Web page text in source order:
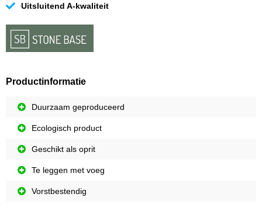
Uitsluitend A-kwaliteit
Productinformatie
Duurzaam geproduceerd
Ecologisch product
Geschikt als oprit
Te leggen met voeg
Vorstbestendig